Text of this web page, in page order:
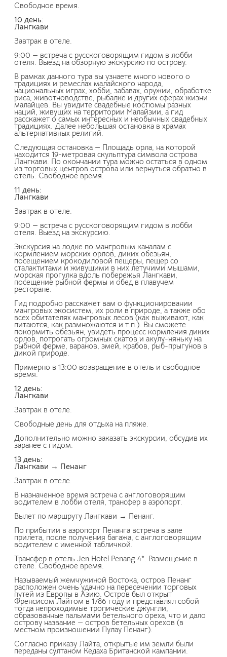
Свободное время.
10 день:
Лангкави
Завтрак в отеле.
9:00 — встреча с русскоговорящим гидом в лобби
отеля. Выезд на обзорную экскурсию по острову.
В рамках данного тура вы узнаете много нового о
традициях и ремеслах малайского народа,
национальных играх, хобби, забавах, оружии, обработке
риса, животноводстве, рыбалке и других сферах жизни
малайцев. Вы увидите свадебные костюмы разных
наций, живущих на территории Малайзии, а гид
расскажет о самых интересных и необычных свадебных
традициях. Далее небольшая остановка в храмах
альтернативных религий.
Следующая остановка — Площадь орла, на которой
находится 19-метровая скульптура символа острова
Лангкави. По окончании тура можно остаться в одном
из торговых центров острова или вернуться обратно в
отель. Свободное время.
11 день:
Лангкави
Завтрак в отеле.
9:00 — встреча с русскоговорящим гидом в лобби
отеля. Выезд на экскурсию.
Экскурсия на лодке по мангровым каналам с
кормлением морских орлов, диких обезьян,
посещением крокодиловой пещеры, пещер со
сталактитами и живущими в них летучими мышами,
морская прогулка вдоль побережья Лангкави,
посещение рыбной фермы и обед в плавучем
ресторане.
Гид подробно расскажет вам о функционировании
мангровых экосистем, их роли в природе, а также обо
всех обитателях мангровых лесов (как выживают, как
питаются, как размножаются и т.п.). Вы сможете
покормить обезьян, увидеть процесс кормления диких
орлов, потрогать огромных скатов и акулу-няньку на
рыбной ферме, варанов, змей, крабов, рыб-прыгунов в
дикой природе.
Примерно в 13:00 возвращение в отель и свободное
время.
12 день:
Лангкави
Завтрак в отеле.
Свободные день для отдыха на пляже.
Дополнительно можно заказать экскурсии, обсудив их
заранее с гидом.
13 день:
Лангкави → Пенанг
Завтрак в отеле.
В назначенное время встреча с англоговорящим
водителем в лобби отеля, трансфер в аэропорт.
Вылет по маршруту Лангкави → Пенанг.
По прибытии в аэропорт Пенанга встреча в зале
прилета, после получения багажа, с англоговорящим
водителем с именной табличкой.
Трансфер в отель Jen Hotel Penang 4*. Размещение в
отеле. Свободное время.
Называемый жемчужиной Востока, остров Пенанг
расположен очень удачно на пересечении торговых
путей из Европы в Азию. Остров был открыт
Френсисом Лайтом в 1786 году и представлял собой
тогда непроходимые тропические джунгли,
образованные пальмами бетельного ореха, что и дало
острову название — остров бетельных орехов (в
местном произношении Пулау Пенанг).
Согласно приказу Лайта, открытые им земли были
переданы султаном Кедаха Британской кампании.